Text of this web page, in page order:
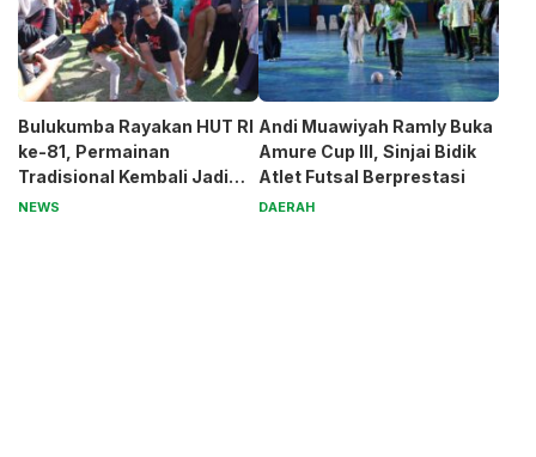
Bulukumba Rayakan HUT RI
ke-81, Permainan
Tradisional Kembali Jadi
Magnet
NEWS
Andi Muawiyah Ramly Buka
Amure Cup III, Sinjai Bidik
Atlet Futsal Berprestasi
DAERAH